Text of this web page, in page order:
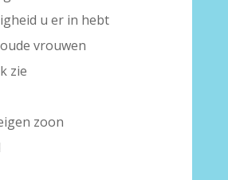
u er in hebt
vrouwen
zie
zoon